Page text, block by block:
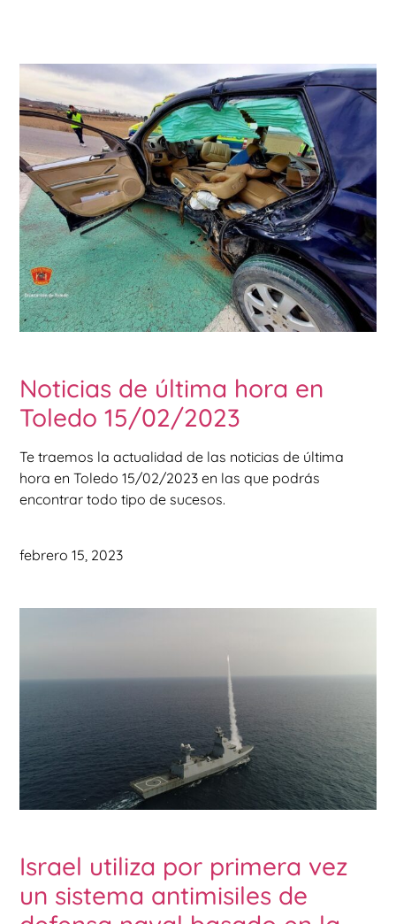
Noticias de última hora en
Toledo 15/02/2023
Te traemos la actualidad de las noticias de última
hora en Toledo 15/02/2023 en las que podrás
encontrar todo tipo de sucesos.
febrero 15, 2023
Israel utiliza por primera vez
un sistema antimisiles de